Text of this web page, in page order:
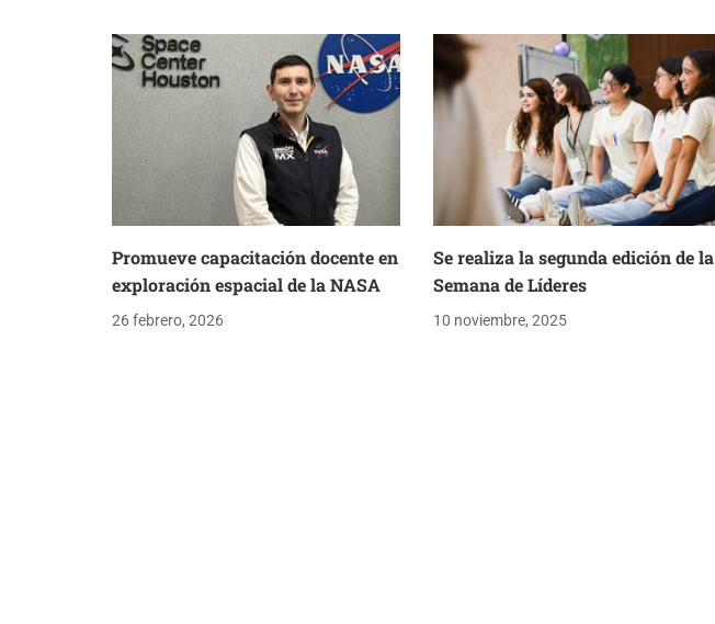
Promueve capacitación docente en
exploración espacial de la NASA
26 febrero, 2026
Se realiza la segunda edición de la
Semana de Líderes
10 noviembre, 2025